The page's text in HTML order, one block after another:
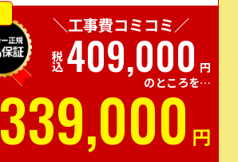
＼工事費コミコミ／
税込409,000 円
のところを…
339,000 円